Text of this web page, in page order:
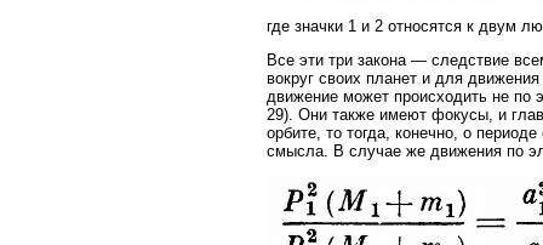
где значки 1 и 2 относятся к двум
Все эти три закона — следствие
вокруг своих планет и для
движение может происходить не
29). Они также имеют фокусы, и
орбите, то тогда, конечно, о
смысла. В случае же движения по